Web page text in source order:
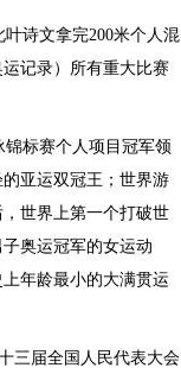
诗文拿完200米个人混
记录）所有重大比赛
标赛个人项目冠军领
亚运双冠王；世界游
世界上第一个打破世
奥运冠军的女运动
年龄最小的大满贯运
三届全国人民代表大会